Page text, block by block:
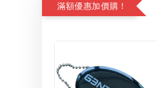
滿額優惠加價購！